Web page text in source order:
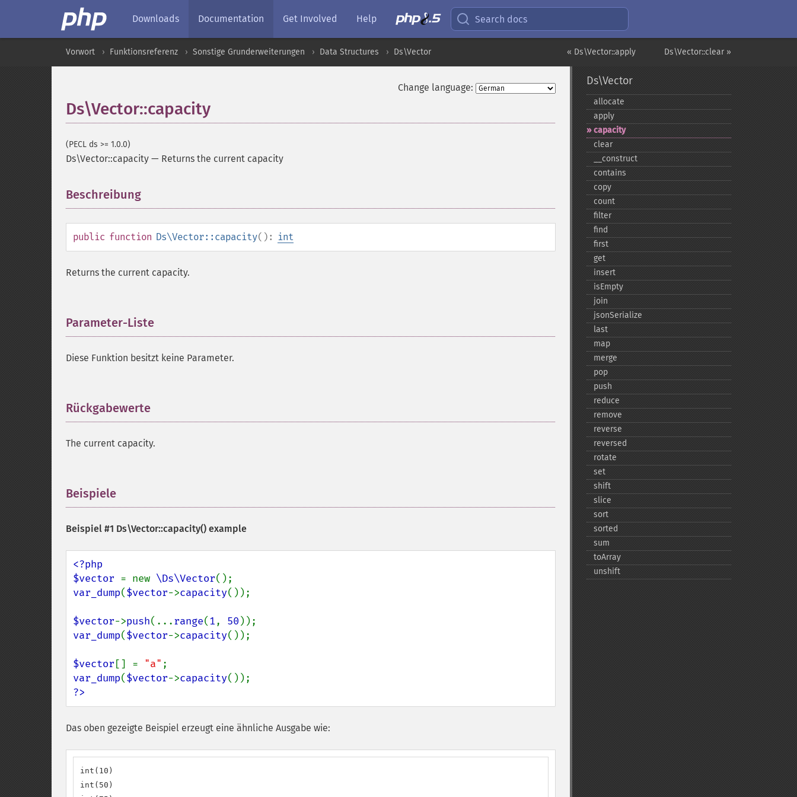
Downloads Documentation Get Involved Help Search docs
Ds\Vector::clear »
« Ds\Vector::apply
Vorwort Funktionsreferenz Sonstige Grunderweiterungen Data Structures Ds\Vector
Change language:
Ds\Vector::capacity
(PECL ds >= 1.0.0)
Ds\Vector::capacity — Returns the current capacity
Beschreibung
public function Ds\Vector::capacity(): int
Returns the current capacity.
Parameter-Liste
Diese Funktion besitzt keine Parameter.
Rückgabewerte
The current capacity.
Beispiele
Beispiel #1 Ds\Vector::capacity() example
<?php
$vector = new \Ds\Vector
var_dump($vector->capacity());
$vector->push(...range(1, 50
var_dump($vector->capacity());
$vector [] = "a"
var_dump($vector->capacity
?>
Das oben gezeigte Beispiel erzeugt eine ähnliche Ausgabe wie:
int(10)
int(50)
Ds\Vector
allocate
apply
capacity
clear
_​_​construct
contains
copy
count
filter
find
first
get
insert
isEmpty
join
jsonSerialize
last
map
merge
pop
push
reduce
remove
reverse
reversed
rotate
set
shift
slice
sort
sorted
sum
toArray
unshift